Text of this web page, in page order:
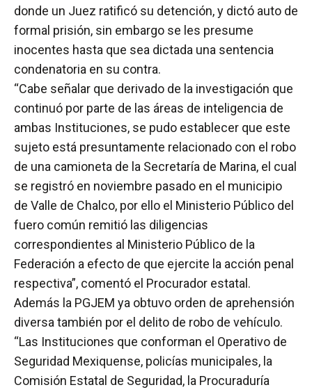
donde un Juez ratificó su detención, y dictó auto de
formal prisión, sin embargo se les presume
inocentes hasta que sea dictada una sentencia
condenatoria en su contra.
“Cabe señalar que derivado de la investigación que
continuó por parte de las áreas de inteligencia de
ambas Instituciones, se pudo establecer que este
sujeto está presuntamente relacionado con el robo
de una camioneta de la Secretaría de Marina, el cual
se registró en noviembre pasado en el municipio
de Valle de Chalco, por ello el Ministerio Público del
fuero común remitió las diligencias
correspondientes al Ministerio Público de la
Federación a efecto de que ejercite la acción penal
respectiva”, comentó el Procurador estatal.
Además la PGJEM ya obtuvo orden de aprehensión
diversa también por el delito de robo de vehículo.
“Las Instituciones que conforman el Operativo de
Seguridad Mexiquense, policías municipales, la
Comisión Estatal de Seguridad, la Procuraduría